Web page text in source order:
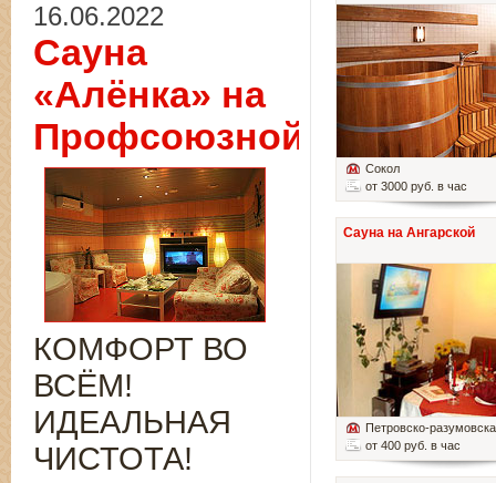
Сокол
от 3000 руб. в час
Сауна на Ангарской
Петровско-
от 400 руб. в час
16.06.2022
Сауна
«Алёнка» на
Профсоюзной
КОМФОРТ ВО
ВСЁМ!
ИДЕАЛЬНАЯ
ЧИСТОТА!